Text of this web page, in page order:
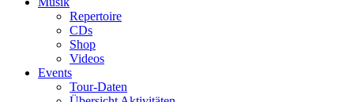
Repertoire
CDs
Shop
Videos
Events
Tour-Daten